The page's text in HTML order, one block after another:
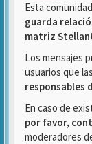
Esta
guarda
matriz
Los mensajes
usuarios que
responsables
En caso de
por favor,
moderadores